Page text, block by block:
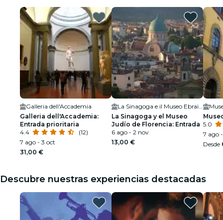
Galleria dell'Accademia
Galleria dell'Accademia:
Entrada prioritaria
4.4
(12)
7 ago - 3 oct
31,00 €
La Sinagoga y el Museo
Judío de Florencia: Entrada
6 ago - 2 nov
13,00 €
5.0
7 ago
Desde
Descubre nuestras experiencias destacadas